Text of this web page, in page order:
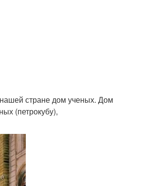
стране дом ученых. Дом
(петрокубу),